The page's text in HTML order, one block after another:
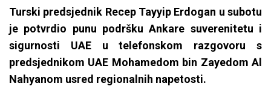
Turski predsjednik Recep Tayyip Erdogan u subotu
je potvrdio punu podršku Ankare suverenitetu i
sigurnosti UAE u telefonskom razgovoru s
predsjednikom UAE Mohamedom bin Zayedom Al
Nahyanom usred regionalnih napetosti.